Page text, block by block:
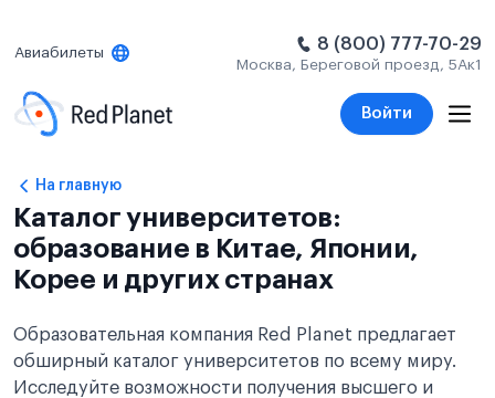
Авиабилеты 8 (800) 777-70-29
Москва, Береговой проезд, 5Ак1
Войти
На главную
Каталог университетов:
образование в Китае, Японии,
Корее и других странах
Образовательная компания Red Planet предлагает
обширный каталог университетов по всему миру.
Исследуйте возможности получения высшего и